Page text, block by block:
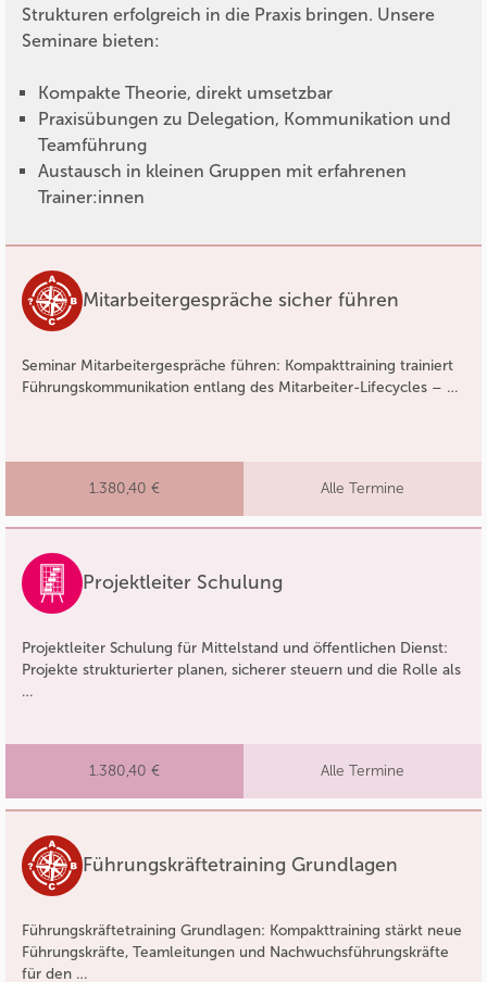
Strukturen erfolgreich in die Praxis bringen. Unsere
Seminare bieten:
Kompakte Theorie, direkt umsetzbar
Praxisübungen zu Delegation, Kommunikation und
Teamführung
Austausch in kleinen Gruppen mit erfahrenen
Trainer:innen
Mitarbeitergespräche sicher führen
Seminar Mitarbeitergespräche führen: Kompakttraining trainiert
Führungskommunikation entlang des Mitarbeiter-Lifecycles – …
1.380,40 € Alle Termine
Projektleiter Schulung
Projektleiter Schulung für Mittelstand und öffentlichen Dienst:
Projekte strukturierter planen, sicherer steuern und die Rolle als
…
1.380,40 € Alle Termine
Führungskräftetraining Grundlagen
Führungskräftetraining Grundlagen: Kompakttraining stärkt neue
Führungskräfte, Teamleitungen und Nachwuchsführungskräfte
für den …